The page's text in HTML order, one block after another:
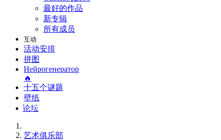
最好的作品
新专辑
所有成员
互动
活动安排
拼图
Нейрогенератор
🔥
十五个谜题
壁纸
论坛
艺术俱乐部